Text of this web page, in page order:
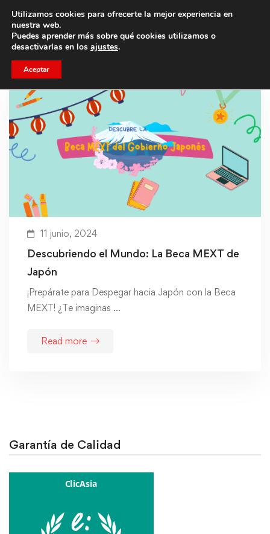
Trae a un amigo y llevaos un total de 75€ de descuento.
11 junio, 2024
Descubriendo el Mundo: La Beca MEXT de
Japón
¡Prepárate para Despegar hacia Japón con la Beca
MEXT! ¿Te imaginas …
Read more
Garantía de Calidad
Utilizamos cookies para ofrecerte la mejor experiencia en
nuestra web.
Puedes aprender más sobre qué cookies utilizamos o
desactivarlas en los ajustes.
Aceptar